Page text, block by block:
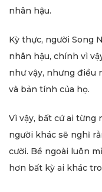
nhân hậu.
Kỳ thực, người Song
nhân hậu, chính vì
như vậy, nhưng điều
và bản tính của họ.
Vì vậy, bất cứ ai từng
người khác sẽ nghĩ
cười. Bề ngoài luôn
hơn bất kỳ ai khác